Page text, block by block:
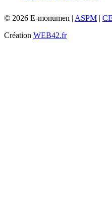
© 2026 E-monumen | ASPM |
Création WEB42.fr